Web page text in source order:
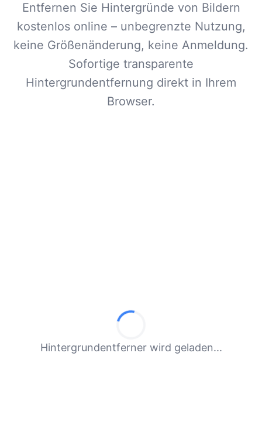
Entfernen Sie Hintergründe von Bildern
kostenlos online – unbegrenzte Nutzung,
keine Größenänderung, keine Anmeldung.
Sofortige transparente
Hintergrundentfernung direkt in Ihrem
Browser.
Hintergrundentferner wird geladen...